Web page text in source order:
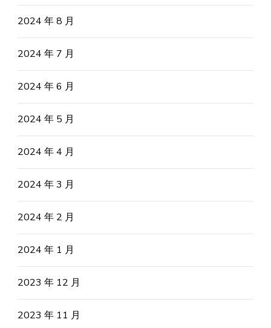
2024 年 8 月
2024 年 7 月
2024 年 6 月
2024 年 5 月
2024 年 4 月
2024 年 3 月
2024 年 2 月
2024 年 1 月
2023 年 12 月
2023 年 11 月